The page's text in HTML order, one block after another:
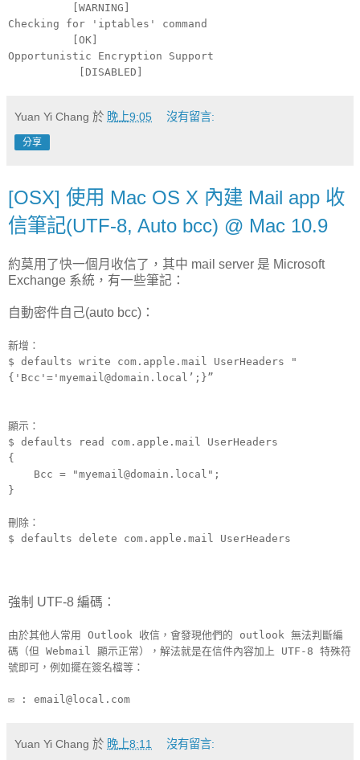
[WARNING]
Checking for 'iptables' command
[OK]
Opportunistic Encryption Support
[DISABLED]
Yuan Yi Chang 於 晚上9:05 沒有留言:
分享
[OSX] 使用 Mac OS X 內建 Mail app 收
信筆記(UTF-8, Auto bcc) @ Mac 10.9
約莫用了快一個月收信了，其中 mail server 是 Microsoft
Exchange 系統，有一些筆記：
自動密件自己(auto bcc)：
新增：
$ defaults write com.apple.mail UserHeaders "
{'Bcc'='myemail@domain.local’;}”
顯示：
$ defaults read com.apple.mail UserHeaders
{
Bcc = "myemail@domain.local";
}
刪除：
$ defaults delete com.apple.mail UserHeaders
強制 UTF-8 編碼：
由於其他人常用 Outlook 收信，會發現他們的 outlook 無法判斷編
碼（但 Webmail 顯示正常），解法就是在信件內容加上 UTF-8 特殊符
號即可，例如擺在簽名檔等：
✉ : email@local.com
Yuan Yi Chang 於 晚上8:11 沒有留言: